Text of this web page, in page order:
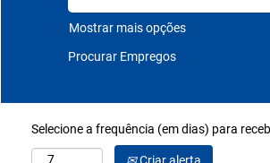
Mostrar mais opções
Selecione a frequência (em dias) para